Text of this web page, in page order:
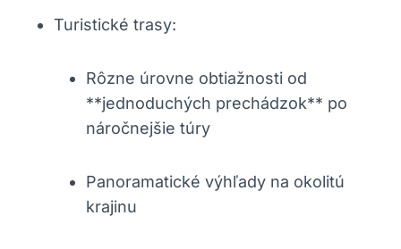
Turistické trasy:
Rôzne úrovne obtiažnosti od
**jednoduchých prechádzok** po
náročnejšie túry
Panoramatické výhľady na okolitú
krajinu